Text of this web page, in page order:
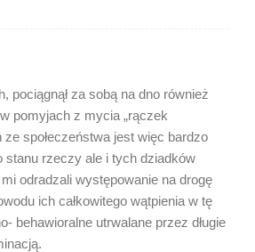
za sobą na dno również
pomyjach z mycia „rączek
społeczeństwa jest więc bardzo
stanu rzeczy ale i tych dziadków
odradzali występowanie na drogę
ich całkowitego wątpienia w tę
behawioralne utrwalane przez długie